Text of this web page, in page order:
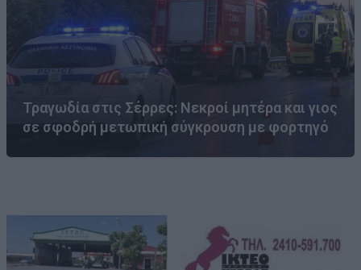
Τραγωδία στις Σέρρες: Νεκροί μητέρα και γιος
σε σφοδρή μετωπική σύγκρουση με φορτηγό